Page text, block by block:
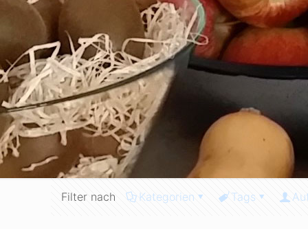
Filter nach Kategorien Tags